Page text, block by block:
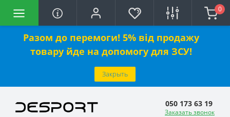
Разом до перемоги! 5% від продажу
товару йде на допомогу для ЗСУ!
Закрыть
0
050 173 63 19
Заказать звонок